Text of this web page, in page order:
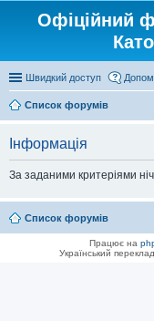
Офіційний
Швидкий доступ
Список форумів
Інформація
За заданими критеріями
Список форумів
Працює на
Український